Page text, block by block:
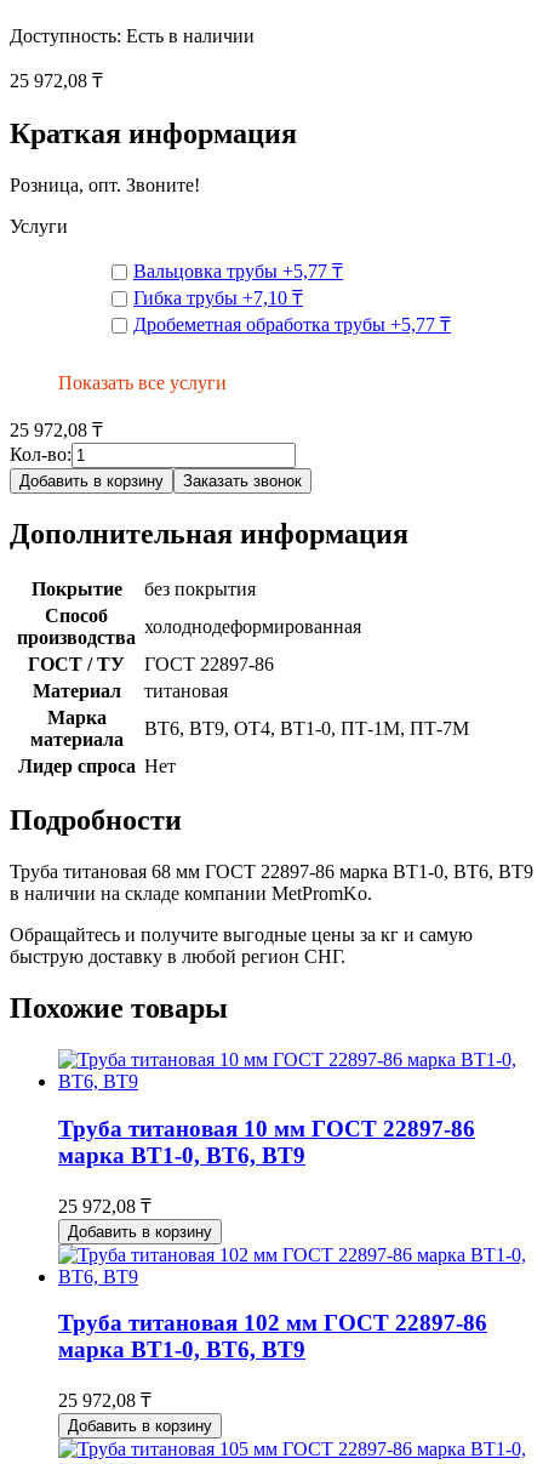
Доступность: Есть в наличии
25 972,08 ₸
Краткая информация
Розница, опт. Звоните!
Услуги
Вальцовка трубы +5,77 ₸
Гибка трубы +7,10 ₸
Дробеметная обработка трубы +5,77 ₸
Показать все услуги
25 972,08 ₸
Кол-во:
Добавить в корзину Заказать звонок
Дополнительная информация
Покрытие
без покрытия
Способ
производства
холоднодеформированная
ГОСТ / ТУ
ГОСТ 22897-86
Материал
титановая
Марка
материала
ВТ6, ВТ9, ОТ4, ВТ1-0, ПТ-1М, ПТ-7М
Лидер спроса Нет
Подробности
Труба титановая 68 мм ГОСТ 22897-86 марка ВТ1-0, ВТ6, ВТ9
в наличии на складе компании MetPromKo.
Обращайтесь и получите выгодные цены за кг и самую
быструю доставку в любой регион СНГ.
Похожие товары
Труба титановая 10 мм ГОСТ 22897-86
марка ВТ1-0, ВТ6, ВТ9
25 972,08 ₸
Добавить в корзину
Труба титановая 102 мм ГОСТ 22897-86
марка ВТ1-0, ВТ6, ВТ9
25 972,08 ₸
Добавить в корзину